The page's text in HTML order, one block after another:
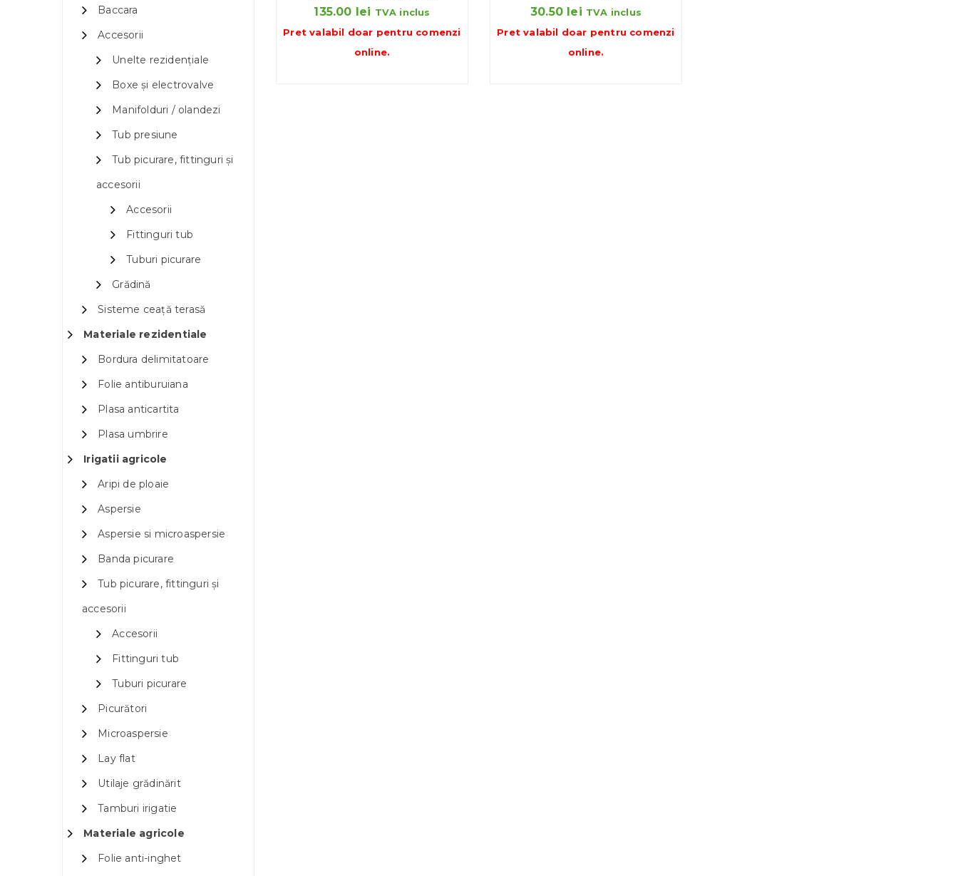
Baccara
Accesorii
Unelte rezidențiale
Boxe și electrovalve
Manifolduri / olandezi
Tub presiune
Tub picurare, fittinguri și
accesorii
Accesorii
Fittinguri tub
Tuburi picurare
Grădină
Sisteme ceață terasă
Materiale rezidentiale
Bordura delimitatoare
Folie antiburuiana
Plasa anticartita
Plasa umbrire
Irigatii agricole
Aripi de ploaie
Aspersie
Aspersie si microaspersie
Banda picurare
Tub picurare, fittinguri și
accesorii
Accesorii
Fittinguri tub
Tuburi picurare
Picurători
Microaspersie
Lay flat
Utilaje grădinărit
Tamburi irigatie
Materiale agricole
Folie anti-inghet
135.00 lei TVA inclus
Pret valabil doar pentru comenzi
online.
30.50 lei TVA inclus
Pret valabil doar pentru comenzi
online.